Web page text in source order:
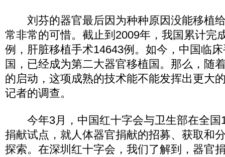
刘芬的器官最后因为种种原因没能移植
常非常的可惜。截止到2009年，我国累计完
例，肝脏移植手术14643例。如今，中国临
国，已经成为第二大器官移植国。那么，随
的启动，这项成熟的技术能不能发挥出更大
记者的调查。
今年3月，中国红十字会与卫生部在全国
捐献试点，就人体器官捐献的招募、获取和
探索。在深圳红十字会，我们了解到，器官